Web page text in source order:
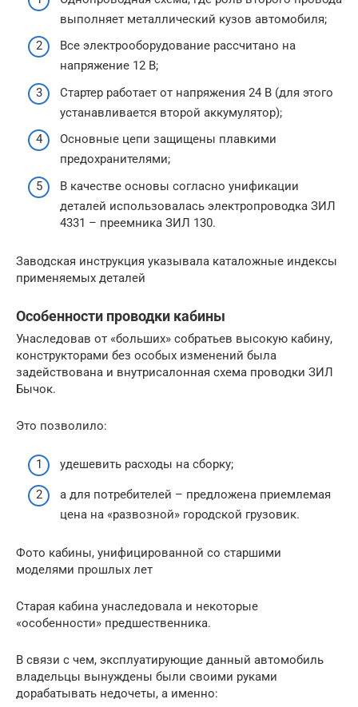
выполняет металлический кузов автомобиля;
Все электрооборудование рассчитано на
напряжение 12 В;
Стартер работает от напряжения 24 В (для этого
устанавливается второй аккумулятор);
Основные цепи защищены плавкими
предохранителями;
В качестве основы согласно унификации
деталей использовалась электропроводка ЗИЛ
4331 – преемника ЗИЛ 130.
Заводская инструкция указывала каталожные индексы
применяемых деталей
Особенности проводки кабины
Унаследовав от «больших» собратьев высокую кабину,
конструкторами без особых изменений была
задействована и внутрисалонная схема проводки ЗИЛ
Бычок.
Это позволило:
удешевить расходы на сборку;
а для потребителей – предложена приемлемая
цена на «развозной» городской грузовик.
Фото кабины, унифицированной со старшими
моделями прошлых лет
Старая кабина унаследовала и некоторые
«особенности» предшественника.
В связи с чем, эксплуатирующие данный автомобиль
владельцы вынуждены были своими руками
дорабатывать недочеты, а именно: